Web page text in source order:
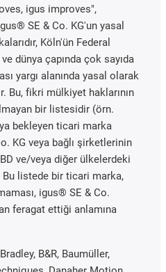
igus improves",
SE & Co. KG'un yasal
Köln'ün Federal
dünya çapında çok sayıda
yargı alanında yasal olarak
Bu, fikri mülkiyet haklarının
bir listesidir (örn.
bekleyen ticari marka
KG veya bağlı şirketlerinin
ve/veya diğer ülkelerdeki
listede bir ticari marka,
igus® SE & Co.
feragat ettiği anlamına
B&R, Baumüller,